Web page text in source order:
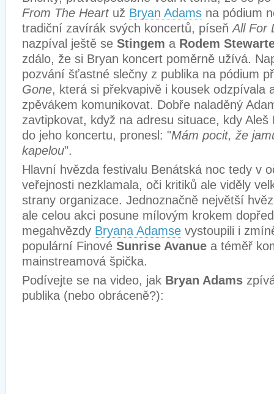
From The Heart už Bryan Adams na pódium
tradiční zavírák svých koncertů, píseň All For
nazpíval ještě se Stingem a Rodem
zdálo, že si Bryan koncert poměrně užívá.
pozvání šťastné slečny z publika na pódium
Gone, která si překvapivě i kousek odzpívala
zpěvákem komunikovat. Dobře naladěný
zavtipkovat, když na adresu situace, kdy Aleš
do jeho koncertu, pronesl: "Mám pocit, že
kapelou".
Hlavní hvězda festivalu Benátská noc tedy v
veřejnosti nezklamala, oči kritiků ale viděly
strany organizace. Jednoznačně největší
ale celou akci posune mílovým krokem
megahvězdy Bryana Adamse vystoupili i
populární Finové Sunrise Avanue a téměř
mainstreamová špička.
Podívejte se na video, jak Bryan Adams
publika (nebo obráceně?):